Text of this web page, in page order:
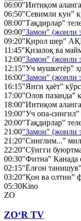
06:00"Интиқом
06:50"Севимли кун"
08:00"Тақдирлар"
09:00"Замон" (жонли
09:20"Қирол шер"
11:45"Қизалоқ ва
12:00"Замон" (жонли
12:15"Уч мушкетёр"
16:00"Замон" (жонли
16:15"Янги ҳаёт"
17:00"Олов пазанда"
18:00"Интиқом
19:00"Уч опа-сингил"
20:00"Тақдирлар"
21:00"Замон" (жонли
21:20"Синглим..."
22:20"Сўнгги
00:30"Фитна" Канада
02:15"Ёлғон
03:20"Қон ва олтин"
05:30Kino
ZO
ZO‘R TV